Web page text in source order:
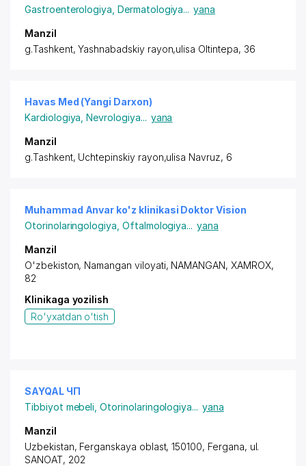
Gastroenterologiya ,Dermatologiya... yana
Manzil
g.Tashkent,Yashnabadskiy rayon,ulisa Oltintepa, 36
Havas Med (Yangi Darxon)
Kardiologiya ,Nevrologiya... yana
Manzil
g.Tashkent, Uchtepinskiy rayon,ulisa Navruz, 6
Muhammad Anvar ko'z klinikasi Doktor Vision
Otorinolaringologiya Oftalmologiya... yana
Manzil
O'zbekiston, Namangan viloyati, NAMANGAN, XAMROX,
82
Klinikaga yozilish
Ro'yxatdan o'tish
SAYQAL ЧП
Tibbiyot mebeli ,Otorinolaringologiya... yana
Manzil
Uzbekistan, Ferganskaya oblast, 150100, Fergana, ul.
SANOAT, 202